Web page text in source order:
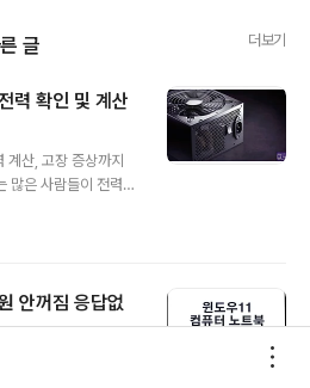
글 더보기
력 확인 및 계산
계산, 고장 증상까지
많은 사람들이 전력량
하며, 부족한 전력은
은 컴퓨터를 사용할
없지만 고사양 작업
퓨터를 구매하거나
니다.예를 들어, 새로
안꺼짐 응답없
응답 없음, 강제종료,